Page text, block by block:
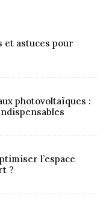
et astuces pour
photovoltaïques :
l’espace
?